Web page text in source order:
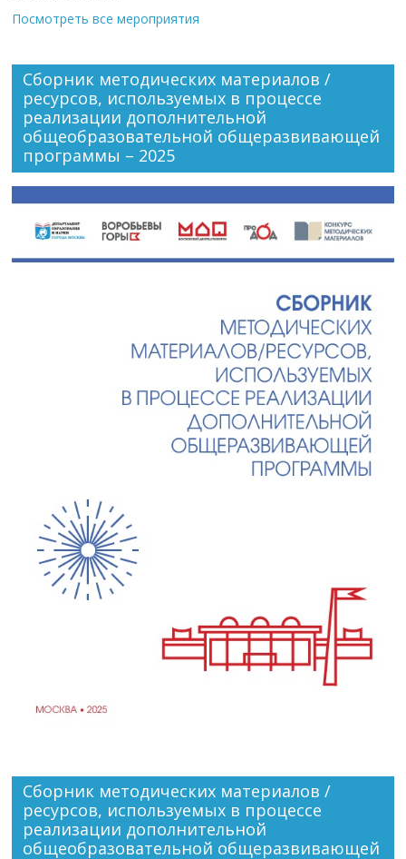
Посмотреть все мероприятия
Сборник методических материалов /
ресурсов, используемых в процессе
реализации дополнительной
общеобразовательной общеразвивающей
программы – 2025
Сборник методических материалов /
ресурсов, используемых в процессе
реализации дополнительной
общеобразовательной общеразвивающей